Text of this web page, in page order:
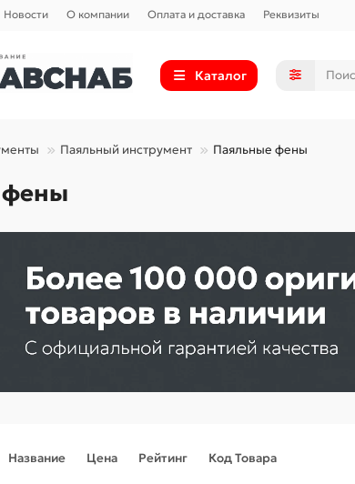
Новости О компании Оплата и доставка Реквизиты
Каталог
Паяльный инструмент Паяльные фены
фены
Название Цена Рейтинг Код Товара